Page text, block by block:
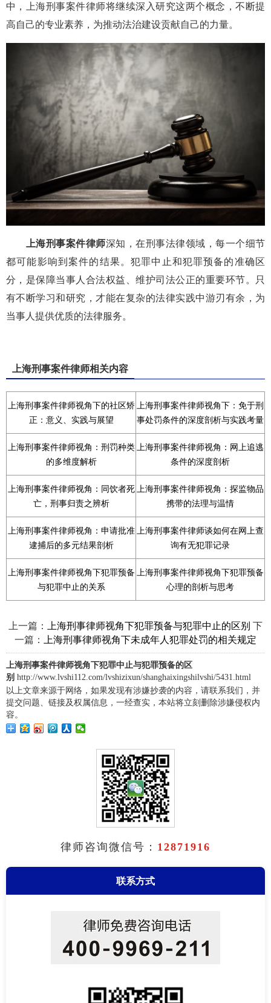
中，上海刑事案件律师将继续深入研究这两个概念，不断提
高自己的专业素养，为推动法治建设贡献自己的力量。
上海刑事案件律师深知，在刑事法律领域，每一个细节
都可能影响到案件的结果。犯罪中止和犯罪预备的准确区
分，是保障当事人合法权益、维护司法公正的重要环节。只
有不断学习和研究，才能在复杂的法律实践中游刃有余，为
当事人提供优质的法律服务。
上海刑事案件律师相关内容
上海刑事案件律师视角下的社区矫
正：意义、实践与展望
上海刑事案件律师视角下：免于刑
事处罚条件的深度剖析与实践考量
上海刑事案件律师视角：刑罚种类
的多维度解析
上海刑事案件律师视角：网上追逃
条件的深度剖析
上海刑事案件律师视角：同饮者死
亡，刑事归责之辨析
上海刑事案件律师视角：探监物品
携带的法理与温情
上海刑事案件律师视角：申请批准
逮捕后的多元结果剖析
上海刑事案件律师谈如何在网上查
询有无犯罪记录
上海刑事案件律师视角下犯罪预备
与犯罪中止的关系
上海刑事案件律师视角下犯罪预备
心理的剖析与思考
上一篇： 上海刑事律师视角下犯罪预备与犯罪中止的区别 下
一篇：
上海刑事律师视角下未成年人犯罪处罚的相关规定
上海刑事案件律师视角下犯罪中止与犯罪预备的区
别 http://www.lvshi112.com/lvshizixun/shanghaixingshilvshi/5431.html
以上文章来源于网络，如果发现有涉嫌抄袭的内容，请联系我们，并
提交问题、链接及权属信息，一经查实，本站将立刻删除涉嫌侵权内
容。
律师咨询微信号： 12871916
联系方式